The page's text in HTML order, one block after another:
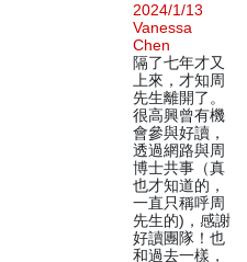
2024/1/13
Vanessa
Chen
隔了七年才又
上來，才知周
先生離開了。
很高興曾有機
會參與好讀，
透過網路與周
博士共事（真
也才知道的，
一直只稱呼周
先生的)，感謝
好讀團隊！也
和過去一樣，